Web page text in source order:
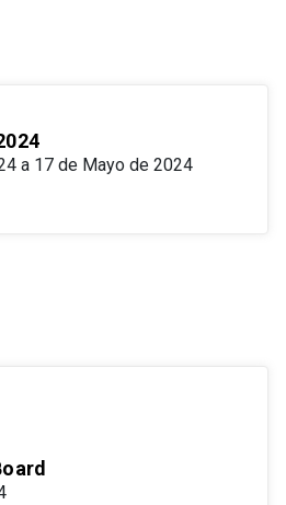
a 17 de Mayo de 2024